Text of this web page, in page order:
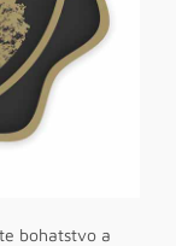
bohatstvo a